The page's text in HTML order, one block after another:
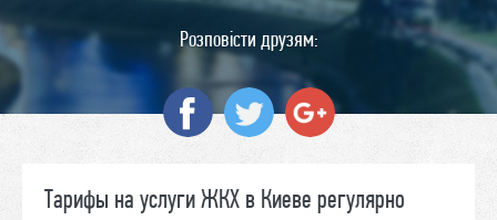
Розповісти друзям:
Тарифы на услуги ЖКХ в Киеве регулярно